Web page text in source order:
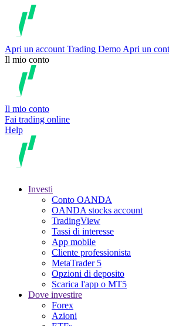
Apri un account Trading Demo Apri un
Il mio conto
Il mio conto
Fai trading online
Help
Investi
Conto OANDA
OANDA stocks account
TradingView
Tassi di interesse
App mobile
Cliente professionista
MetaTrader 5
Opzioni di deposito
Scarica l'app o MT5
Dove investire
Forex
Azioni